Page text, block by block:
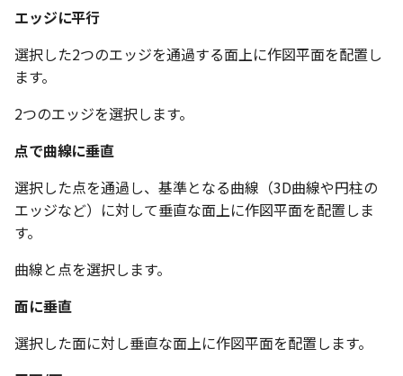
エッジに平行
選択した2つのエッジを通過する面上に作図平面を配置し
ます。
2つのエッジを選択します。
点で曲線に垂直
選択した点を通過し、基準となる曲線（3D曲線や円柱の
エッジなど）に対して垂直な面上に作図平面を配置しま
す。
曲線と点を選択します。
面に垂直
選択した面に対し垂直な面上に作図平面を配置します。